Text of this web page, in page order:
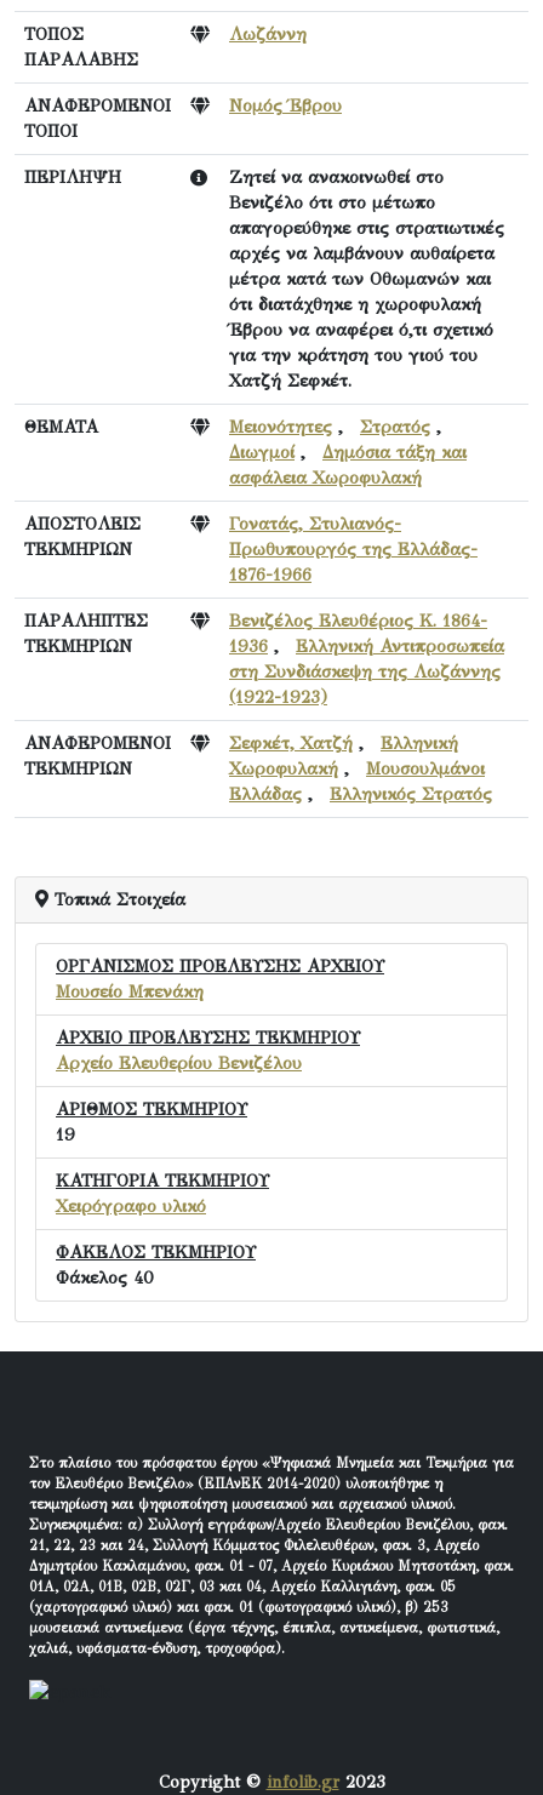
ΤΟΠΟΣ
ΠΑΡΑΛΑΒΗΣ
Λωζάννη
ΑΝΑΦΕΡΟΜΕΝΟΙ
ΤΟΠΟΙ
Νομός Έβρου
ΠΕΡΙΛΗΨΗ
Ζητεί να ανακοινωθεί στο
Βενιζέλο ότι στο μέτωπο
απαγορεύθηκε στις στρατιωτικές
αρχές να λαμβάνουν αυθαίρετα
μέτρα κατά των Οθωμανών και
ότι διατάχθηκε η χωροφυλακή
Έβρου να αναφέρει ό,τι σχετικό
για την κράτηση του γιού του
Χατζή Σεφκέτ.
ΘΕΜΑΤΑ Μειονότητες , Στρατός ,
Διωγμοί, Δημόσια τάξη και
ασφάλεια Χωροφυλακή
ΑΠΟΣΤΟΛΕΙΣ
ΤΕΚΜΗΡΙΩΝ
Γονατάς, Στυλιανός-
Πρωθυπουργός της Ελλάδας-
1876-1966
ΠΑΡΑΛΗΠΤΕΣ
ΤΕΚΜΗΡΙΩΝ
Βενιζέλος Ελευθέριος Κ. 1864-
1936 , Ελληνική Αντιπροσωπεία
στη Συνδιάσκεψη της Λωζάννης
(1922-1923)
ΑΝΑΦΕΡΟΜΕΝΟΙ
ΤΕΚΜΗΡΙΩΝ
Σεφκέτ, Χατζή , Ελληνική
Χωροφυλακή , Μουσουλμάνοι
Ελλάδας , Ελληνικός Στρατός
Τοπικά Στοιχεία
ΟΡΓΑΝΙΣΜΟΣ ΠΡΟΕΛΕΥΣΗΣ ΑΡΧΕΙΟΥ
Μουσείο Μπενάκη
ΑΡΧΕΙΟ ΠΡΟΕΛΕΥΣΗΣ ΤΕΚΜΗΡΙΟΥ
Αρχείο Ελευθερίου Βενιζέλου
ΑΡΙΘΜΟΣ ΤΕΚΜΗΡΙΟΥ
19
ΚΑΤΗΓΟΡΙΑ ΤΕΚΜΗΡΙΟΥ
Χειρόγραφο υλικό
ΦΑΚΕΛΟΣ ΤΕΚΜΗΡΙΟΥ
Φάκελος 40
Στο πλαίσιο του πρόσφατου έργου «Ψηφιακά Μνημεία και Τεκμήρια για
τον Ελευθέριο Βενιζέλο» (ΕΠΑνΕΚ 2014-2020) υλοποιήθηκε η
τεκμηρίωση και ψηφιοποίηση μουσειακού και αρχειακού υλικού.
Συγκεκριμένα: α) Συλλογή εγγράφων/Αρχείο Ελευθερίου Βενιζέλου, φακ.
21, 22, 23 και 24, Συλλογή Κόμματος Φιλελευθέρων, φακ. 3, Αρχείο
Δημητρίου Κακλαμάνου, φακ. 01 - 07, Αρχείο Κυριάκου Μητσοτάκη, φακ.
01Α, 02Α, 01Β, 02Β, 02Γ, 03 και 04, Αρχείο Καλλιγιάνη, φακ. 05
(χαρτογραφικό υλικό) και φακ. 01 (φωτογραφικό υλικό), β) 253
μουσειακά αντικείμενα (έργα τέχνης, έπιπλα, αντικείμενα, φωτιστικά,
χαλιά, υφάσματα-ένδυση, τροχοφόρα).
Copyright © infolib.gr2023